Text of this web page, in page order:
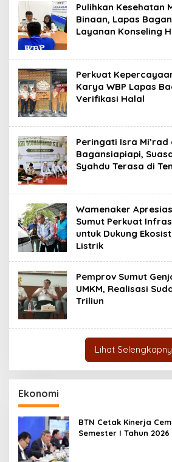
Pulihkan Kesehatan
Binaan, Lapas
Layanan Konseling
Perkuat
Karya WBP Lapas
Verifikasi Halal
Peringati Isra Mi’rad
Bagansiapiapi,
Syahdu Terasa di
Wamenaker
Sumut Perkuat
untuk Dukung
Listrik
Pemprov Sumut
UMKM, Realisasi
Triliun
Lihat
Ekonomi
BTN Cetak Kinerja
Semester I Tahun